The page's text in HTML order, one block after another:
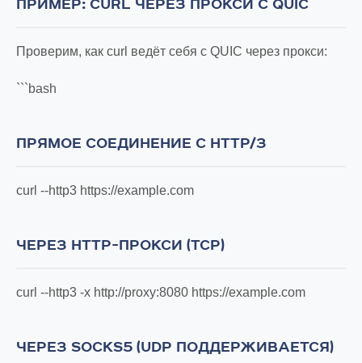
ПРИМЕР: CURL ЧЕРЕЗ ПРОКСИ С QUIC
Проверим, как curl ведёт себя с QUIC через прокси:
```bash
ПРЯМОЕ СОЕДИНЕНИЕ С HTTP/3
curl --http3 https://example.com
ЧЕРЕЗ HTTP-ПРОКСИ (TCP)
curl --http3 -x http://proxy:8080 https://example.com
ЧЕРЕЗ SOCKS5 (UDP ПОДДЕРЖИВАЕТСЯ)